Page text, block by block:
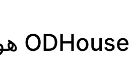
ODHouse هو بيت تطوير تنظيمي علمي